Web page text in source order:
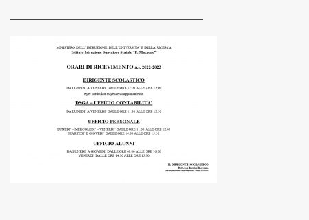
————————————————————